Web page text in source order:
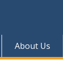
About Us